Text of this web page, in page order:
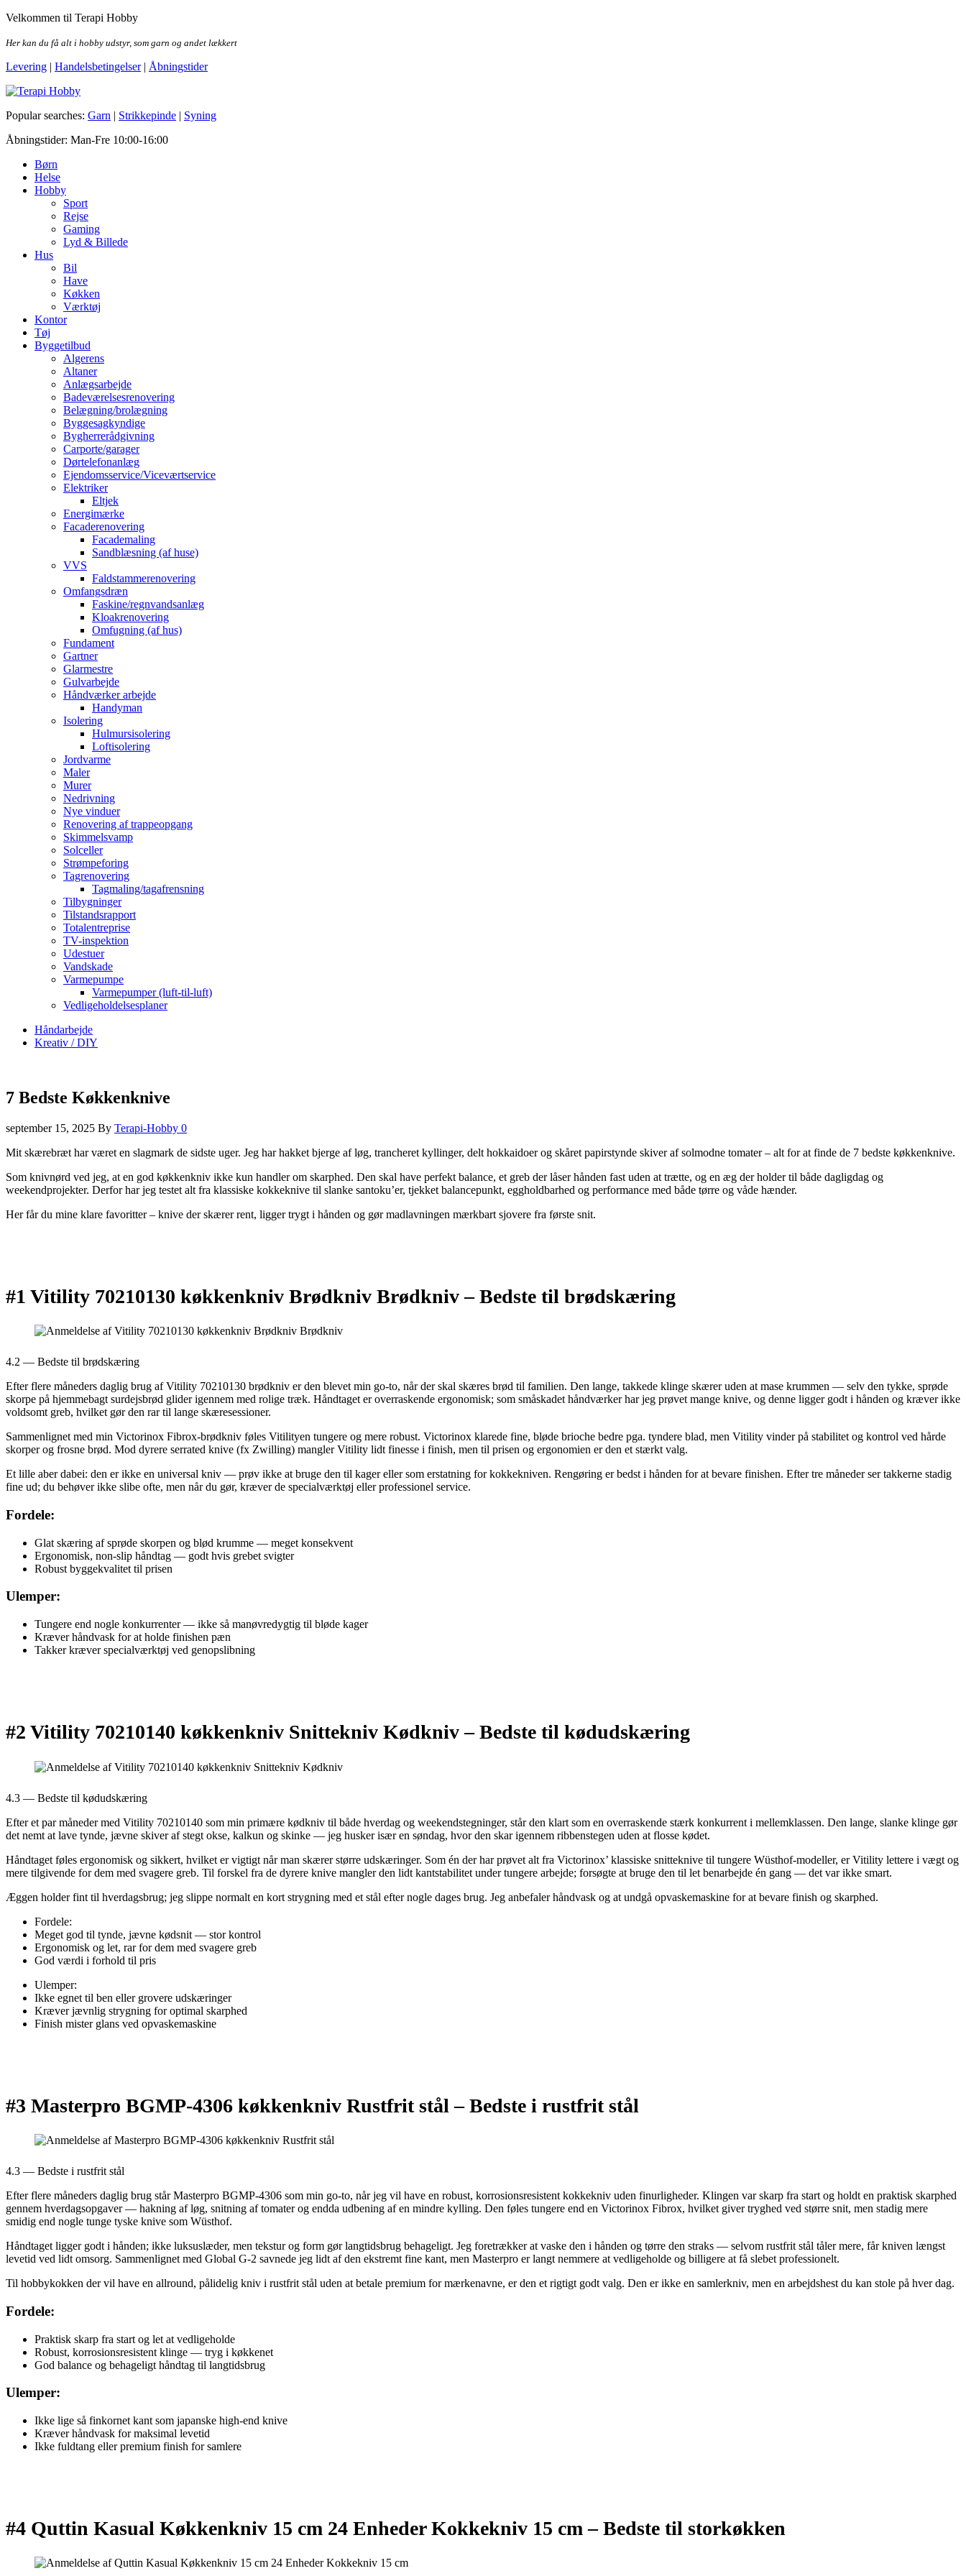
Skip
the
Velkommen til Terapi Hobby
Her kan du få alt i hobby udstyr, som garn og andet lækkert
Levering | Handelsbetingelser| Åbningstider
Terapi Hobby
Popular searches: Garn | Strikkepinde | Syning
Åbningstider: Man-Fre 10:00-16:00
Børn
Helse
Hobby
Sport
Rejse
Gaming
Lyd & Billede
Hus
Bil
Have
Køkken
Værktøj
Kontor
Tøj
Byggetilbud
Algerens
Altaner
Anlægsarbejde
Badeværelsesrenovering
Belægning/brolægning
Byggesagkyndige
Bygherrerådgivning
Carporte/garager
Dørtelefonanlæg
Ejendomsservice/Viceværtservice
Elektriker
Eltjek
Energimærke
Facaderenovering
Facademaling
Sandblæsning (af huse)
VVS
Faldstammerenovering
Omfangsdræn
Faskine/regnvandsanlæg
Kloakrenovering
Omfugning (af hus)
Fundament
Gartner
Glarmestre
Gulvarbejde
Håndværker arbejde
Handyman
Isolering
Hulmursisolering
Loftisolering
Jordvarme
Maler
Murer
Nedrivning
Nye vinduer
Renovering af trappeopgang
Skimmelsvamp
Solceller
Strømpeforing
Tagrenovering
Tagmaling/tagafrensning
Tilbygninger
Tilstandsrapport
Totalentreprise
TV-inspektion
Udestuer
Vandskade
Varmepumpe
Varmepumper (luft-til-luft)
Vedligeholdelsesplaner
Håndarbejde
Kreativ / DIY
7 Bedste Køkkenknive
september 15, 2025 By Terapi-Hobby 0
Mit skærebræt har været en slagmark de sidste uger. Jeg har hakket bjerge af løg, trancheret kyllinger, delt hokkaidoer og skåret papirstynde skiver af solmodne tomater – alt for at finde de 7 bedste køkkenknive.
Som knivnørd ved jeg, at en god køkkenkniv ikke kun handler om skarphed. Den skal have perfekt balance, et greb der låser hånden fast uden at trætte, og en æg der holder til både dagligdag og
weekendprojekter. Derfor har jeg testet alt fra klassiske kokkeknive til slanke santoku’er, tjekket balancepunkt, eggholdbarhed og performance med både tørre og våde hænder.
Her får du mine klare favoritter – knive der skærer rent, ligger trygt i hånden og gør madlavningen mærkbart sjovere fra første snit.
#1 Vitility 70210130 køkkenkniv Brødkniv Brødkniv –Bedste til brødskæring
4.2 — Bedste til brødskæring
Efter flere måneders daglig brug af Vitility 70210130 brødkniv er den blevet min go-to, når der skal skæres brød til familien. Den lange, takkede klinge skærer uden at mase krummen — selv den tykke, sprøde
skorpe på hjemmebagt surdejsbrød glider igennem med rolige træk. Håndtaget er overraskende ergonomisk; som småskadet håndværker har jeg prøvet mange knive, og denne ligger godt i hånden og kræver ikke
voldsomt greb, hvilket gør den rar til lange skæresessioner.
Sammenlignet med min Victorinox Fibrox-brødkniv føles Vitilityen tungere og mere robust. Victorinox klarede fine, bløde brioche bedre pga. tyndere blad, men Vitility vinder på stabilitet og kontrol ved hårde
skorper og frosne brød. Mod dyrere serrated knive (fx Zwilling) mangler Vitility lidt finesse i finish, men til prisen og ergonomien er den et stærkt valg.
Et lille aber dabei: den er ikke en universal kniv — prøv ikke at bruge den til kager eller som erstatning for kokkekniven. Rengøring er bedst i hånden for at bevare finishen. Efter tre måneder ser takkerne stadig
fine ud; du behøver ikke slibe ofte, men når du gør, kræver de specialværktøj eller professionel service.
Fordele:
Glat skæring af sprøde skorpen og blød krumme — meget konsekvent
Ergonomisk, non-slip håndtag — godt hvis grebet svigter
Robust byggekvalitet til prisen
Ulemper:
Tungere end nogle konkurrenter — ikke så manøvredygtig til bløde kager
Kræver håndvask for at holde finishen pæn
Takker kræver specialværktøj ved genopslibning
#2 Vitility 70210140 køkkenkniv Snittekniv Kødkniv –Bedste til kødudskæring
4.3 — Bedste til kødudskæring
Efter et par måneder med Vitility 70210140 som min primære kødkniv til både hverdag og weekendstegninger, står den klart som en overraskende stærk konkurrent i mellemklassen. Den lange, slanke klinge gør
det nemt at lave tynde, jævne skiver af stegt okse, kalkun og skinke — jeg husker især en søndag, hvor den skar igennem ribbenstegen uden at flosse kødet.
Håndtaget føles ergonomisk og sikkert, hvilket er vigtigt når man skærer større udskæringer. Som én der har prøvet alt fra Victorinox’ klassiske snitteknive til tungere Wüsthof-modeller, er Vitility lettere i vægt og
mere tilgivende for dem med svagere greb. Til forskel fra de dyrere knive mangler den lidt kantstabilitet under tungere arbejde; forsøgte at bruge den til let benarbejde én gang — det var ikke smart.
Æggen holder fint til hverdagsbrug; jeg slippe normalt en kort strygning med et stål efter nogle dages brug. Jeg anbefaler håndvask og at undgå opvaskemaskine for at bevare finish og skarphed.
Fordele:
Meget god til tynde, jævne kødsnit — stor kontrol
Ergonomisk og let, rar for dem med svagere greb
God værdi i forhold til pris
Ulemper:
Ikke egnet til ben eller grovere udskæringer
Kræver jævnlig strygning for optimal skarphed
Finish mister glans ved opvaskemaskine
#3 Masterpro BGMP-4306 køkkenkniv Rustfrit stål –Bedste i rustfrit stål
4.3 — Bedste i rustfrit stål
Efter flere måneders daglig brug står Masterpro BGMP-4306 som min go-to, når jeg vil have en robust, korrosionsresistent kokkekniv uden finurligheder. Klingen var skarp fra start og holdt en praktisk skarphed
gennem hverdagsopgaver — hakning af løg, snitning af tomater og endda udbening af en mindre kylling. Den føles tungere end en Victorinox Fibrox, hvilket giver tryghed ved større snit, men stadig mere
smidig end nogle tunge tyske knive som Wüsthof.
Håndtaget ligger godt i hånden; ikke luksuslæder, men tekstur og form gør langtidsbrug behageligt. Jeg foretrækker at vaske den i hånden og tørre den straks — selvom rustfrit stål tåler mere, får kniven længst
levetid ved lidt omsorg. Sammenlignet med Global G-2 savnede jeg lidt af den ekstremt fine kant, men Masterpro er langt nemmere at vedligeholde og billigere at få slebet professionelt.
Til hobbykokken der vil have en allround, pålidelig kniv i rustfrit stål uden at betale premium for mærkenavne, er den et rigtigt godt valg. Den er ikke en samlerkniv, men en arbejdshest du kan stole på hver dag.
Fordele:
Praktisk skarp fra start og let at vedligeholde
Robust, korrosionsresistent klinge — tryg i køkkenet
God balance og behageligt håndtag til langtidsbrug
Ulemper:
Ikke lige så finkornet kant som japanske high-end knive
Kræver håndvask for maksimal levetid
Ikke fuldtang eller premium finish for samlere
#4 Quttin Kasual Køkkenkniv 15 cm 24 Enheder Kokkekniv 15 cm –Bedste til storkøkken